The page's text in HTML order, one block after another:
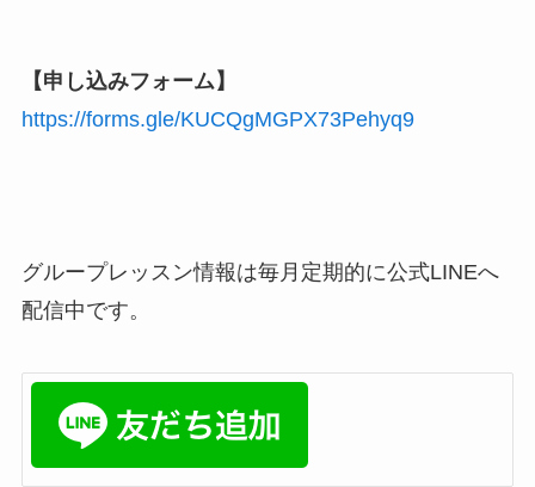
【申し込みフォーム】
https://forms.gle/KUCQgMGPX73Pehyq9
グループレッスン情報は毎月定期的に公式LINEへ
配信中です。